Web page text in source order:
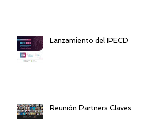
Lanzamiento del IPECD
Reunión Partners Claves